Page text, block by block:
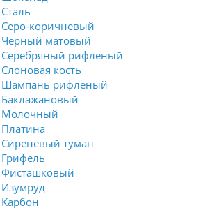
Сталь
Серо-коричневый
Черный матовый
Серебряный рифленый
Слоновая кость
Шампань рифленый
Баклажановый
Молочный
Платина
Сиреневый туман
Грифель
Фисташковый
Изумруд
Карбон